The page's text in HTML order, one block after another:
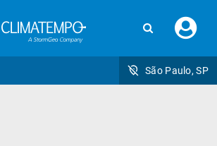
seu
São Paulo, SP